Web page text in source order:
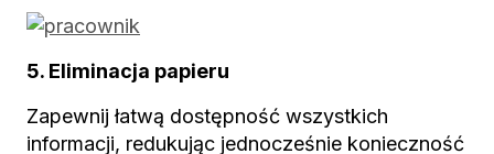
5. Eliminacja papieru
Zapewnij łatwą dostępność wszystkich
informacji, redukując jednocześnie konieczność